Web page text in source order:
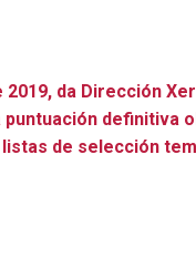
2019, da Dirección
definitiva
de selección